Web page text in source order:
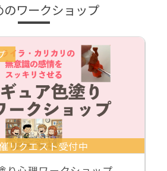
のワークショップ
リクエスト受付中